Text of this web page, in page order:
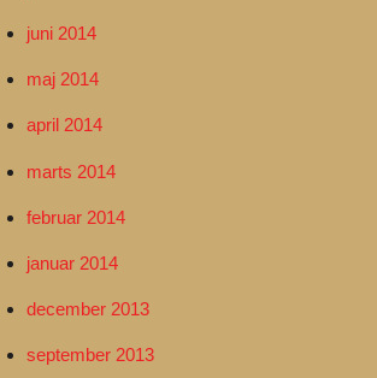
juni 2014
maj 2014
april 2014
marts 2014
februar 2014
januar 2014
december 2013
september 2013